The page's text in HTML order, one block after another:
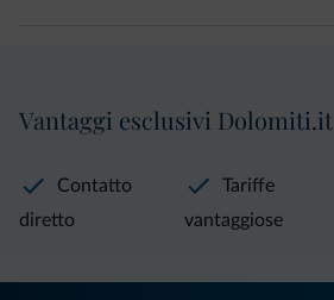
Vantaggi esclusivi Dolomiti.it
Contatto
diretto
Tariffe
vantaggiose